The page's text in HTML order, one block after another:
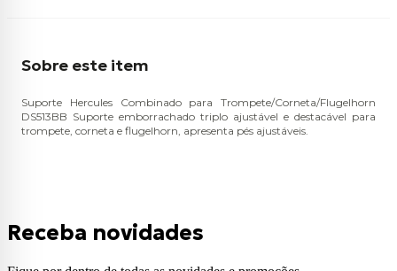
Sobre este item
Suporte Hercules Combinado para Trompete/Corneta/Flugelhorn
DS513BB Suporte emborrachado triplo ajustável e destacável para
trompete, corneta e flugelhorn, apresenta pés ajustáveis.
Receba novidades